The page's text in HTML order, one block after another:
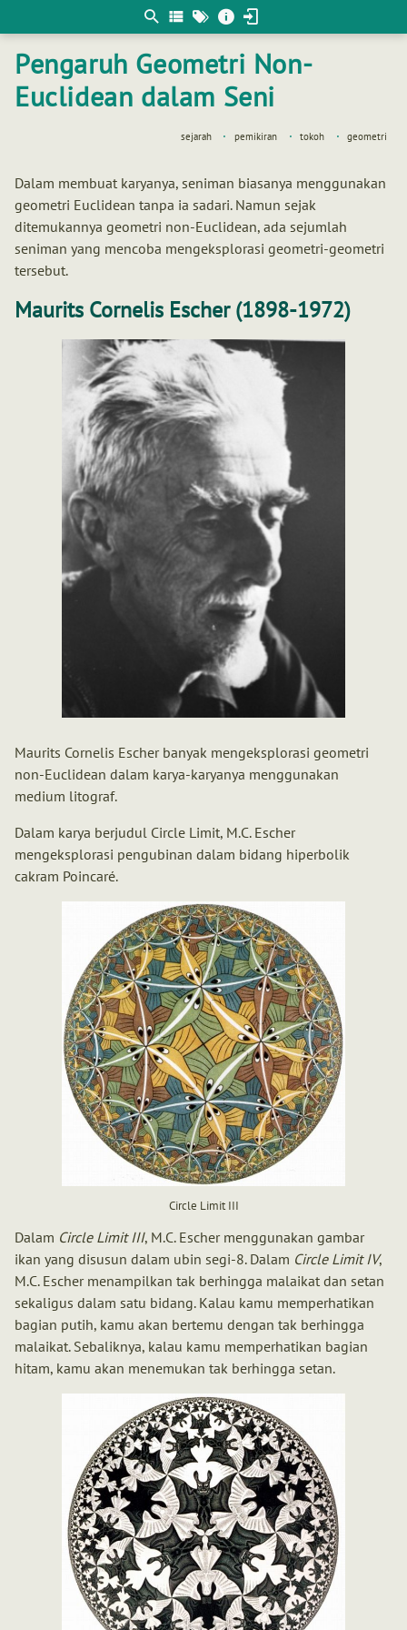
Pengaruh Geometri Non-
Euclidean dalam Seni
sejarah pemikiran tokoh geometri
Dalam membuat karyanya, seniman biasanya menggunakan
geometri Euclidean tanpa ia sadari. Namun sejak
ditemukannya geometri non-Euclidean, ada sejumlah
seniman yang mencoba mengeksplorasi geometri-geometri
tersebut.
Maurits Cornelis Escher (1898-1972)
Maurits Cornelis Escher banyak mengeksplorasi geometri
non-Euclidean dalam karya-karyanya menggunakan
medium litograf.
Dalam karya berjudul Circle Limit, M.C. Escher
mengeksplorasi pengubinan dalam bidang hiperbolik
cakram Poincaré.
Circle Limit III
Dalam Circle Limit III, M.C. Escher menggunakan gambar
ikan yang disusun dalam ubin segi-8. Dalam Circle Limit IV,
M.C. Escher menampilkan tak berhingga malaikat dan setan
sekaligus dalam satu bidang. Kalau kamu memperhatikan
bagian putih, kamu akan bertemu dengan tak berhingga
malaikat. Sebaliknya, kalau kamu memperhatikan bagian
hitam, kamu akan menemukan tak berhingga setan.
matematis